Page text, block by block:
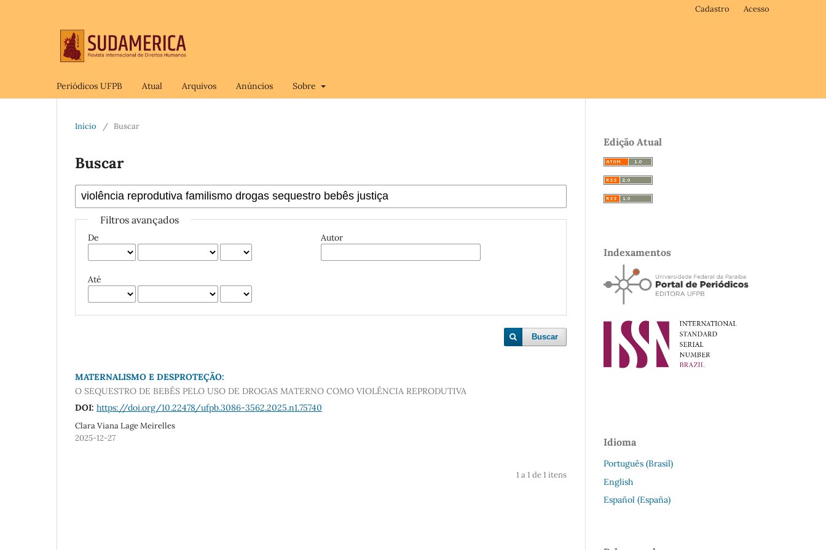
Periódicos UFPB Atual Arquivos Anúncios Sobre
Cadastro Acesso
Início / Buscar
Buscar
Filtros avançados
De
Até
Autor
Buscar
MATERNALISMO E DESPROTEÇÃO:
O SEQUESTRO DE BEBÊS PELO USO DE DROGAS MATERNO COMO VIOLÊNCIA REPRODUTIVA
DOI: https://doi.org/10.22478/ufpb.3086-3562.2025.n1.75740
Clara Viana Lage Meirelles
2025-12-27
1 a 1 de 1 itens
Edição Atual
Indexamentos
Idioma
Português (Brasil)
English
Español (España)